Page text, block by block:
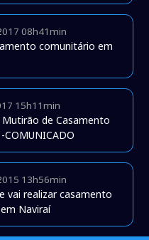
08h41min
comunitário em
15h11min
Mutirão de Casamento
13h56min
vai realizar casamento
Naviraí